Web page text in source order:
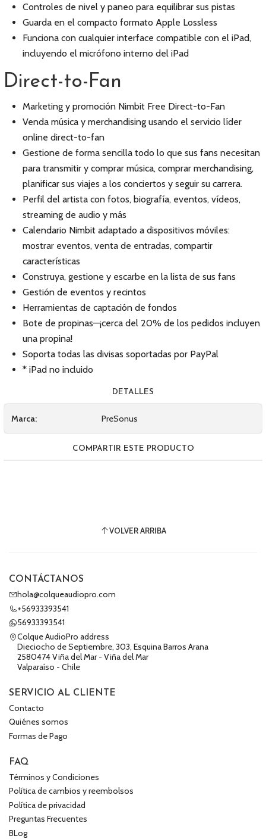
Controles de nivel y paneo para equilibrar sus pistas
Guarda en el compacto formato Apple Lossless
Funciona con cualquier interface compatible con el iPad,
incluyendo el micrófono interno del iPad
Direct-to-Fan
Marketing y promoción Nimbit Free Direct-to-Fan
Venda música y merchandising usando el servicio líder
online direct-to-fan
Gestione de forma sencilla todo lo que sus fans necesitan
para transmitir y comprar música, comprar merchandising,
planificar sus viajes a los conciertos y seguir su carrera.
Perfil del artista con fotos, biografía, eventos, vídeos,
streaming de audio y más
Calendario Nimbit adaptado a dispositivos móviles:
mostrar eventos, venta de entradas, compartir
características
Construya, gestione y escarbe en la lista de sus fans
Gestión de eventos y recintos
Herramientas de captación de fondos
Bote de propinas—¡cerca del 20% de los pedidos incluyen
una propina!
Soporta todas las divisas soportadas por PayPal
* iPad no incluido
DETALLES
Marca: PreSonus
COMPARTIR ESTE PRODUCTO
VOLVER ARRIBA
CONTÁCTANOS
hola@colqueaudiopro.com
+56933393541
56933393541
Colque AudioPro address
Dieciocho de Septiembre, 303, Esquina Barros Arana
2580474 Viña del Mar - Viña del Mar
Valparaíso - Chile
SERVICIO AL CLIENTE
Contacto
Quiénes somos
Formas de Pago
FAQ
Términos y Condiciones
Política de cambios y reembolsos
Política de privacidad
Preguntas Frecuentes
BLog